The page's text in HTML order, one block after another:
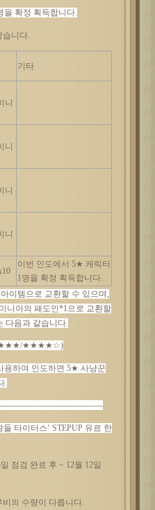
확정 획득합니다.
습니다.
기타
니
니
니
니
이번 인도에서 5★ 캐릭터
1명을 확정 획득합니다.
아이템으로 교환할 수 있으며
니아의 패도인*1으로 교환할
다음과 같습니다.
★★★★☆)
용하여 인도하면 5★ 사냥꾼
.
들 타이터스’ STEPUP 유료 한
점검 완료 후 ~ 12월 12일
비의 수량이 다릅니다.